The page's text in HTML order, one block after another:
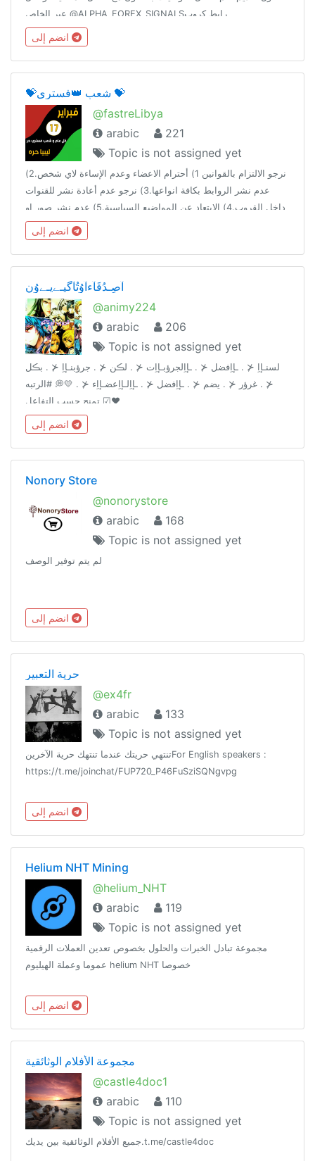
عبر الخاص @ALPHA_FOREX_SIGNALSرابط كروب
💝شعب 👑فستري 💝
@fastreLibya
arabic
221
Topic is not assigned yet
نرجو الالتزام بالقوانين 1) أحترام الاعضاء وعدم الإساءة لاي شخص.2)
عدم نشر الروابط بكافة انواعها.3) نرجو عدم أعادة نشر للقنوات
داخل القروب.4) الابتعاد عن المواضيع السياسية.5) عدم نشر صور او
آصِـدُقَآءآوُتُآگيـﮯيـﮯوُن
@animy224
arabic
206
Topic is not assigned yet
لسنـإاِ ⊀ . ـإاِفضل ⊀ . ـإاِلجرؤبـإاِت ⊀ . لڪن ⊀ . جرؤبنـإاِ ⊀ . بڪل
⊀ . غرؤر ⊀ . يضم ⊀ . ـإاِفضل ⊀ . ـإاِلـإاِعضـإاِء ⊀ . 💛💭 #الرتبه
تمنح حسب التفاعل ☑❤
Nonory Store
@nonorystore
arabic
168
Topic is not assigned yet
لم يتم توفير الوصف
حرية التعبير
@ex4fr
arabic
133
Topic is not assigned yet
تنتهي حريتك عندما تنتهك حرية الآخرينFor English speakers :
https://t.me/joinchat/FUP720_P46FuSziSQNgvpg
Helium NHT Mining
@helium_NHT
arabic
119
Topic is not assigned yet
مجموعة تبادل الخبرات والحلول بخصوص تعدين العملات الرقمية
عموما وعملة الهيليوم helium NHT خصوصا
مجموعة الأفلام الوثائقية
@castle4doc1
arabic
110
Topic is not assigned yet
جميع الأفلام الوثائقية بين يديك.t.me/castle4doc